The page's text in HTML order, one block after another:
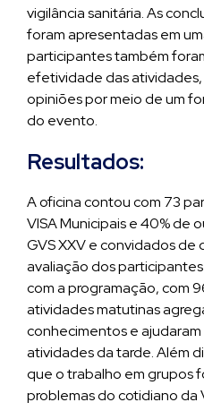
vigilância sanitária. As
foram apresentadas em
participantes também
efetividade das
opiniões por meio de um
do evento.
Resultados:
A oficina contou com 73
VISA Municipais e 40% de
GVS XXV e convidados de
avaliação dos
com a programação, com
atividades matutinas
conhecimentos e
atividades da tarde. Além
que o trabalho em grupos
problemas do cotidiano da